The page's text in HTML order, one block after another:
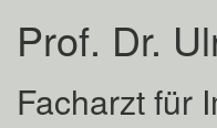
Prof. Dr.
Facharzt für